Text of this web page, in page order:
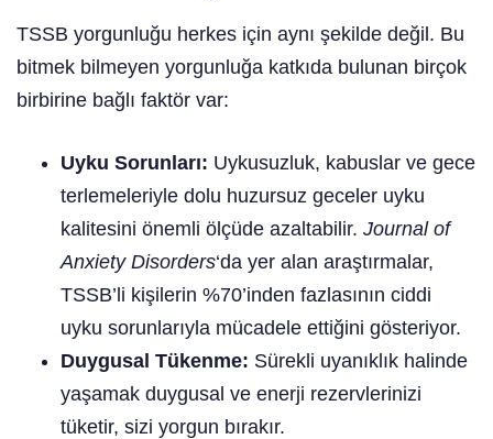
TSSB yorgunluğu herkes için aynı şekilde değil. Bu
bitmek bilmeyen yorgunluğa katkıda bulunan birçok
birbirine bağlı faktör var:
Uyku Sorunları: Uykusuzluk, kabuslar ve gece
terlemeleriyle dolu huzursuz geceler uyku
kalitesini önemli ölçüde azaltabilir. Journal of
Anxiety Disorders‘da yer alan araştırmalar,
TSSB’li kişilerin %70’inden fazlasının ciddi
uyku sorunlarıyla mücadele ettiğini gösteriyor.
Duygusal Tükenme: Sürekli uyanıklık halinde
yaşamak duygusal ve enerji rezervlerinizi
tüketir, sizi yorgun bırakır.